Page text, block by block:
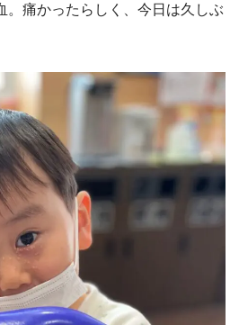
。痛かったらしく、今日は久しぶ